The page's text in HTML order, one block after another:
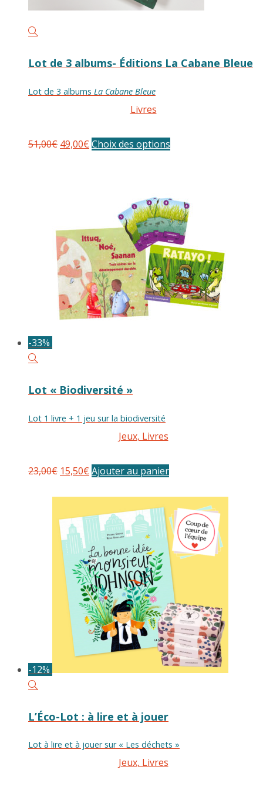
Lot de 3 albums- Éditions La Cabane Bleue
Lot de 3 albums La Cabane Bleue
Livres
51,00€ Le
49,00€ Le
Choix des options
-33%
Lot « Biodiversité »
Lot 1 livre + 1 jeu sur la biodiversité
Jeux, Livres
23,00€ Le
était :
23,00€.
15,50€ Le
est :
15,50€.
Ajouter au panier
-12%
L’Éco-Lot : à lire et à jouer
Lot à lire et à jouer sur « Les déchets »
Jeux, Livres